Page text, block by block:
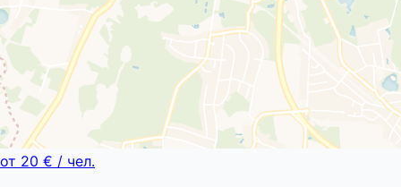
от 20 € / чел.